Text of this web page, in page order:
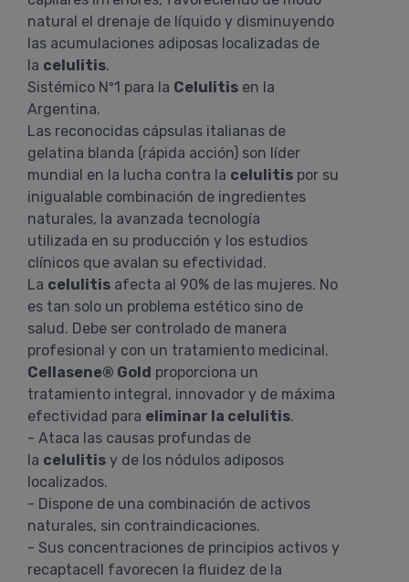
natural el drenaje de líquido y disminuyendo
las acumulaciones adiposas localizadas de
la celulitis.
Sistémico Nº1 para la Celulitis en la
Argentina.
Las reconocidas cápsulas italianas de
gelatina blanda (rápida acción) son líder
mundial en la lucha contra la celulitis por su
inigualable combinación de ingredientes
naturales, la avanzada tecnología
utilizada en su producción y los estudios
clínicos que avalan su efectividad.
La celulitis afecta al 90% de las mujeres. No
es tan solo un problema estético sino de
salud. Debe ser controlado de manera
profesional y con un tratamiento medicinal.
Cellasene® Gold proporciona un
tratamiento integral, innovador y de máxima
efectividad para eliminar la celulitis.
- Ataca las causas profundas de
la celulitis y de los nódulos adiposos
localizados.
- Dispone de una combinación de activos
naturales, sin contraindicaciones.
- Sus concentraciones de principios activos y
recaptacell favorecen la fluidez de la